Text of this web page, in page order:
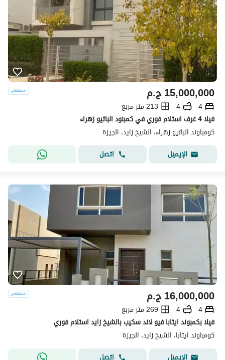
ج.م15,000,000
4
4
213 متر مربع
فيلا 4 غرف استلام فوري في كمبنود الباتيو زهراء
كومباوند الباتيو زهراء، الشيخ زايد، الجيزة
الإيميل
اتصل
ج.م16,000,000
4
4
269 متر مربع
فيلا بكمبوند ايتابا فيو لاند سكيب بالشيخ زايد استلام فوري
كومباوند ايتابا، الشيخ زايد، الجيزة
الإيميل
اتصل